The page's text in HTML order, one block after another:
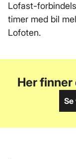
Lofast-
timer med bil
Lofoten.
Her